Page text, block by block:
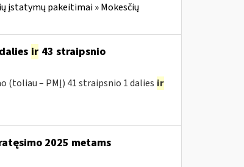
įstatymų pakeitimai » Mokesčių
ir43 straipsnio
(toliau – PMĮ) 41 straipsnio 1 dalies ir
2025 metams